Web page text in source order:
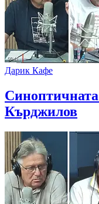
Дарик Кафе
Кърджилов